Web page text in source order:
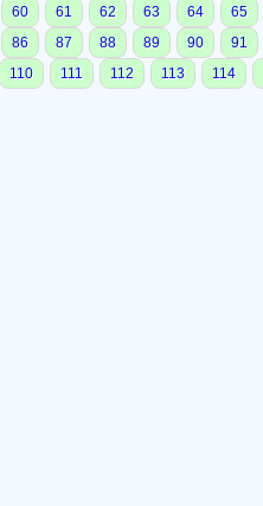
60 61 62 63 64
65
86 87 88 89 90
91
110 111 112 113 114